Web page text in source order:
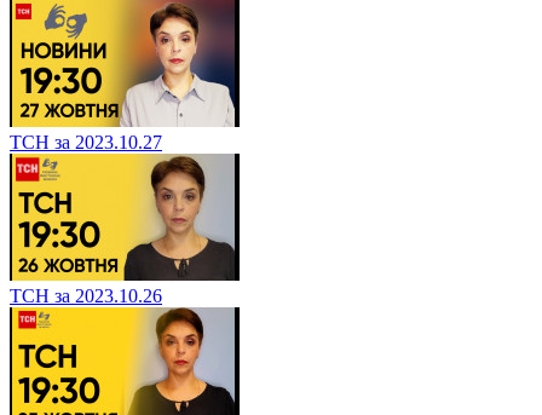
ТСН за 2023.10.27
ТСН за 2023.10.26